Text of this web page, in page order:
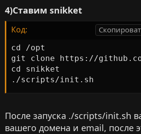
4)Ставим snikket
Код:
cd /opt
git clone https://
cd snikket
./scripts/init.sh
После запуска ./scripts/init.sh
вашего домена и email, после